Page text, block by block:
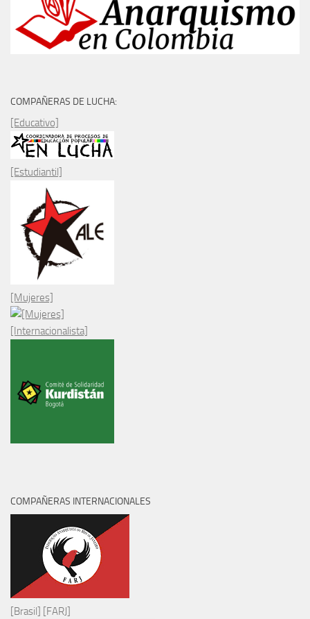
COMPAÑERAS DE LUCHA:
[Educativo]
[Estudiantil]
[Mujeres]
[Internacionalista]
COMPAÑERAS INTERNACIONALES
[Brasil] [FARJ]